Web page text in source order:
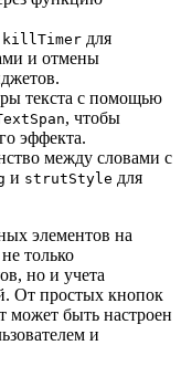
killTimer для
и отмены
текста с помощью
, чтобы
эффекта.
между словами с
и strutStyle для
элементов на
только
но и учета
От простых кнопок
может быть настроен
и